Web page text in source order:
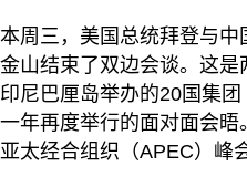
本周三，美国总统拜登与中
金山结束了双边会谈。这是
印尼巴厘岛举办的20国集
一年再度举行的面对面会晤
亚太经合组织（APEC）峰